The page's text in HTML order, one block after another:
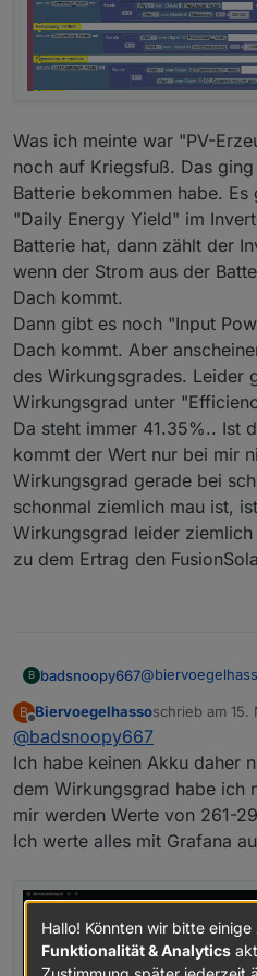
anlegen
Aber
Verständnis.
warum ist
Blockly
Blockly
Was ich meinte war "PV-
noch auf Kriegsfuß. Das
Batterie bekommen habe.
"Daily Energy Yield" im
Batterie hat, dann zählt der
wenn der Strom aus der
Dach kommt.
Dann gibt es noch "Input
Dach kommt. Aber
des Wirkungsgrades. Leider
Wirkungsgrad unter
Da steht immer 41.35%.. Ist
kommt der Wert nur bei mir
Wirkungsgrad gerade bei
schonmal ziemlich mau ist,
Wirkungsgrad leider
zu dem Ertrag den
B badsnoopy667@
eingespeist oder
Damit berechne
Einspeisung
einfach alle 10
und durch
Das reicht für
Was ich meinte
gut, bis ich die
Inverter. Aber
dann zählt der
B
Offline
Biervoegelhassoschrieb am 15.
zuletzt editiert
@badsnoopy667
Ich habe keinen Akku daher
dem Wirkungsgrad habe ich
mir werden Werte von 261-
Ich werte alles mit Grafana
Hallo! Könnten wir bitte
Funktionalität & Analytics